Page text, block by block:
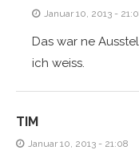
Januar 10, 2013 -
Das war ne
ich weiss.
TIM
Januar 10, 2013 - 21:08